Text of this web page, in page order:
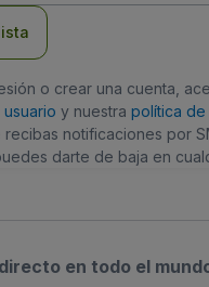
o crear una cuenta,
y nuestra política
notificaciones por
darte de baja en
en todo el